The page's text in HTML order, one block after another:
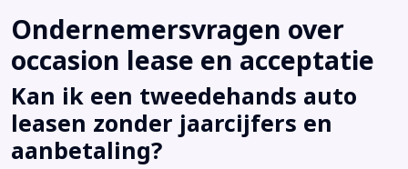
Ondernemersvragen over
occasion lease en acceptatie
Kan ik een tweedehands auto
leasen zonder jaarcijfers en
aanbetaling?